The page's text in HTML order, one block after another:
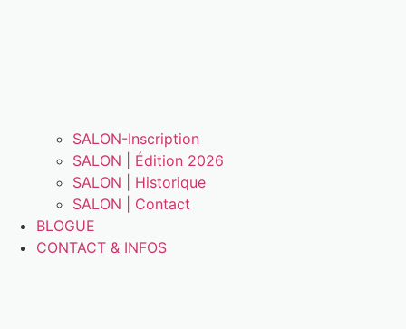
SALON-Inscription
SALON | Édition 2026
SALON | Historique
SALON | Contact
BLOGUE
CONTACT & INFOS